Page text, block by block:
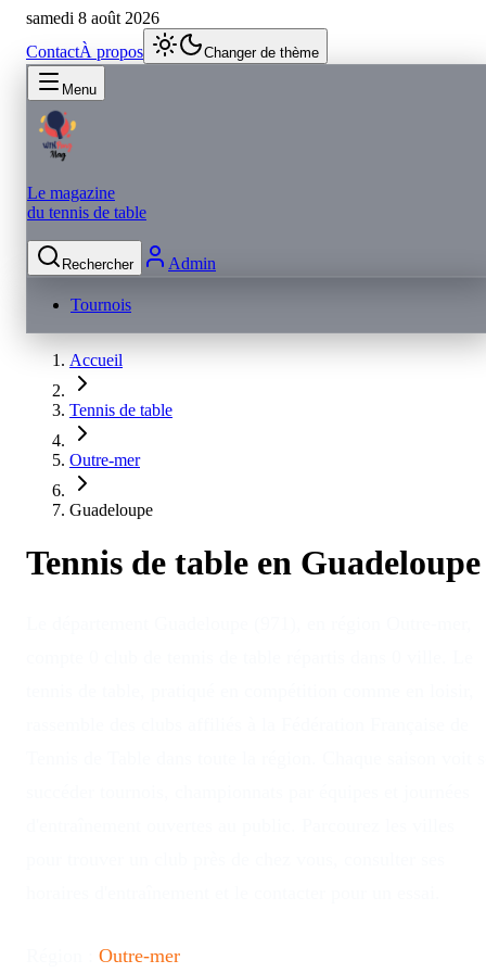
samedi 8 août 2026
ContactÀ propos Changer de thème
Menu
Le magazine
du tennis de table
Rechercher Admin
Tournois
Accueil
Tennis de table
Outre-mer
Guadeloupe
Tennis de table en Guadeloupe
Outre-mer